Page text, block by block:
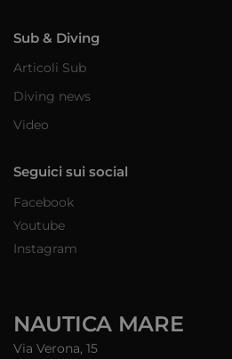
Sub & Diving
Articoli Sub
Diving news
Video
Seguici sui social
Facebook
Youtube
Instagram
NAUTICA MARE
Via Verona, 15